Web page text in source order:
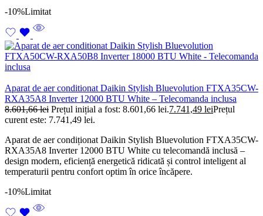
-10%Limitat
Aparat de aer conditionat Daikin Stylish Bluevolution FTXA35CW-
RXA35A8 Inverter 12000 BTU White – Telecomanda inclusa
8.601,66lei Prețul inițial a fost: 8.601,66 lei.7.741,49 leiPrețul
curent este: 7.741,49 lei.
Aparat de aer condiționat Daikin Stylish Bluevolution FTXA35CW-
RXA35A8 Inverter 12000 BTU White cu telecomandă inclusă –
design modern, eficiență energetică ridicată și control inteligent al
temperaturii pentru confort optim în orice încăpere.
-10%Limitat